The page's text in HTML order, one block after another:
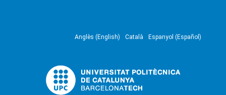
Anglès (English) Català Espanyol (Español)